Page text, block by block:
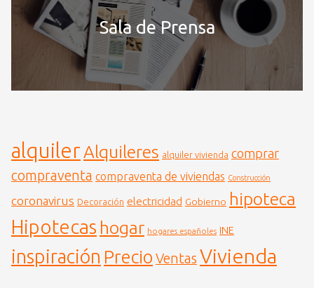
Sala de Prensa
alquiler Alquileres alquiler vivienda comprar
compraventa compraventa de viviendas Construcción
coronavirus Decoración electricidad Gobierno hipoteca
Hipotecas hogar hogares españoles INE
inspiración Precio Ventas Vivienda